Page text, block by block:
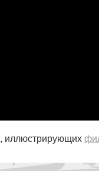
, иллюстрирующих